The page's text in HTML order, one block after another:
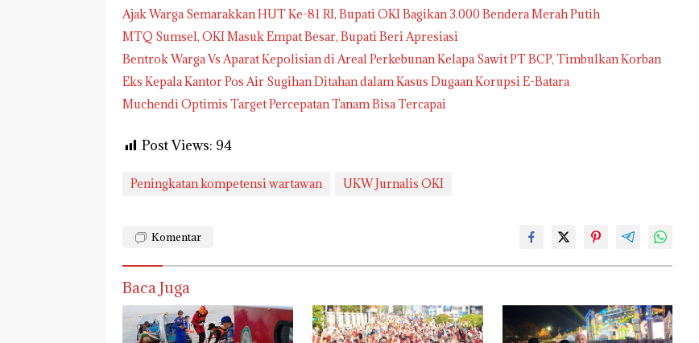
Ajak Warga Semarakkan HUT Ke-81 RI, Bupati OKI Bagikan 3.000 Bendera Merah Putih
MTQ Sumsel, OKI Masuk Empat Besar, Bupati Beri Apresiasi
Bentrok Warga Vs Aparat Kepolisian di Areal Perkebunan Kelapa Sawit PT BCP, Timbulkan Korban
Eks Kepala Kantor Pos Air Sugihan Ditahan dalam Kasus Dugaan Korupsi E-Batara
Muchendi Optimis Target Percepatan Tanam Bisa Tercapai
Post Views: 94
Peningkatan kompetensi wartawan UKW Jurnalis OKI
Komentar
Baca Juga